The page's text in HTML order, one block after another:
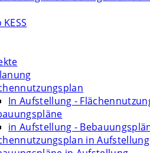
In Aufstellung -
in Aufstellung -
in Aufstellung